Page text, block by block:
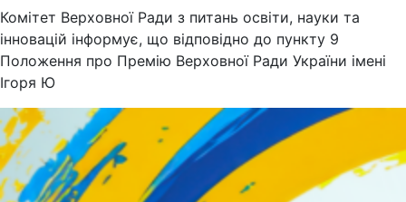
Комітет Верховної Ради з питань освіти, науки та
інновацій інформує, що відповідно до пункту 9
Положення про Премію Верховної Ради України імені
Ігоря Ю